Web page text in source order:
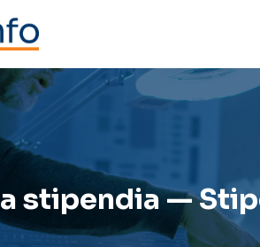
stipendia —